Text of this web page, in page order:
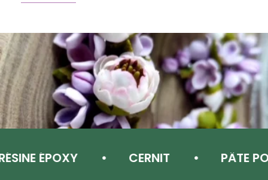
ÉPOXY CERNIT PÂTE